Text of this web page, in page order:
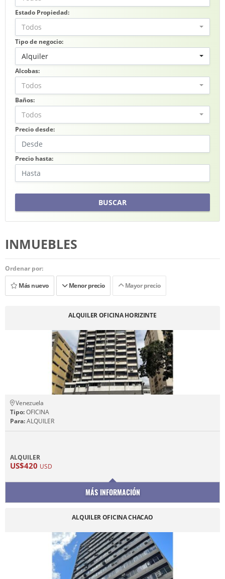
Estado Propiedad:
Todos
Tipo de negocio:
Alquiler
Alcobas:
Todos
Baños:
Todos
Precio desde:
Precio hasta:
BUSCAR
INMUEBLES
Ordenar por:
Más nuevo
Menor precio Mayor precio
ALQUILER OFICINA HORIZINTE
Venezuela
Tipo:OFICINA
Para:ALQUILER
ALQUILER
US$420 USD
MÁS INFORMACIÓN
ALQUILER OFICINA CHACAO